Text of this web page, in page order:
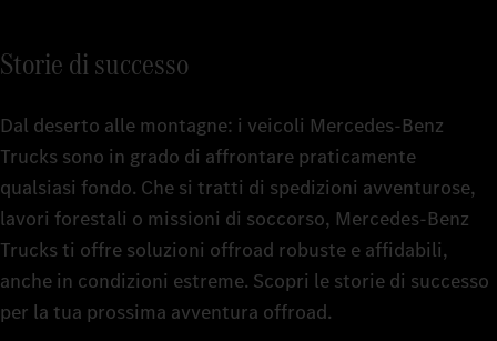
Storie di successo
Dal deserto alle montagne: i veicoli Mercedes‑Benz
Trucks sono in grado di affrontare praticamente
qualsiasi fondo. Che si tratti di spedizioni avventurose,
lavori forestali o missioni di soccorso, Mercedes‑Benz
Trucks ti offre soluzioni offroad robuste e affidabili,
anche in condizioni estreme. Scopri le storie di successo
per la tua prossima avventura offroad.